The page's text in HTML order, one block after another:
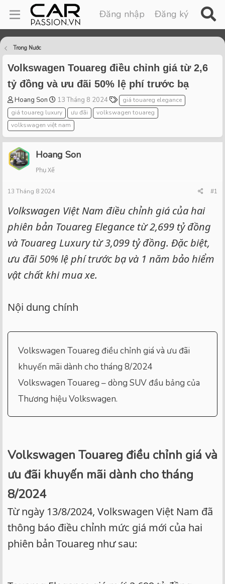
Đăng nhập Đăng ký
Trong Nước
Volkswagen Touareg điều chỉnh giá từ 2,6
tỷ đồng và ưu đãi 50% lệ phí trước bạ
T
h
r
e
a
d
s
t
r
e
Hoang Son
S
t
a
r
t
a
13 Tháng 8 2024
T
a
g
giá touareg elegance
giá touareg luxury
ưu đãi
volkswagen touareg
volkswagen việt nam
Hoang Son
Phụ Xế
13 Tháng 8 2024 #1
Volkswagen Việt Nam điều chỉnh giá của hai
phiên bản Touareg Elegance từ 2,699 tỷ đồng
và Touareg Luxury từ 3,099 tỷ đồng. Đặc biệt,
ưu đãi 50% lệ phí trước bạ và 1 năm bảo hiểm
vật chất khi mua xe.
Nội dung chính
Volkswagen Touareg điều chỉnh giá và ưu đãi
khuyến mãi dành cho tháng 8/2024
Volkswagen Touareg – dòng SUV đầu bảng của
Thương hiệu Volkswagen.
Volkswagen Touareg điều chỉnh giá và
ưu đãi khuyến mãi dành cho tháng
8/2024
Từ ngày 13/8/2024, Volkswagen Việt Nam đã
thông báo điều chỉnh mức giá mới của hai
phiên bản Touareg như sau: